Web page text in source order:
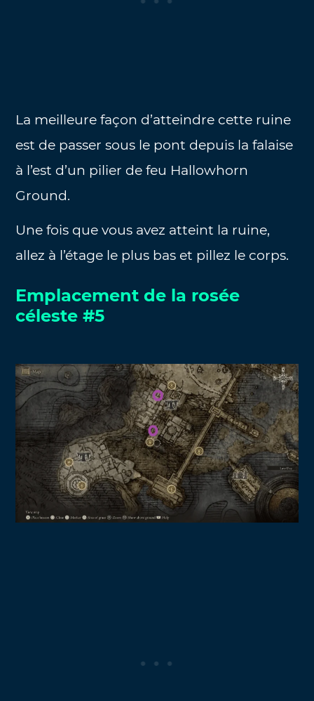
La meilleure façon d’atteindre cette ruine
est de passer sous le pont depuis la falaise
à l’est d’un pilier de feu Hallowhorn
Ground.
Une fois que vous avez atteint la ruine,
allez à l’étage le plus bas et pillez le corps.
Emplacement de la rosée
céleste #5